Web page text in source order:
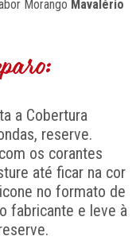
Morango Mavalério
a Cobertura
reserve.
os corantes
até ficar na cor
no formato de
fabricante e leve à